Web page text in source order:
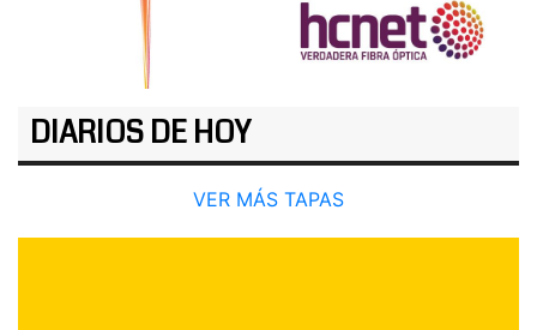
DIARIOS DE HOY
VER MÁS TAPAS